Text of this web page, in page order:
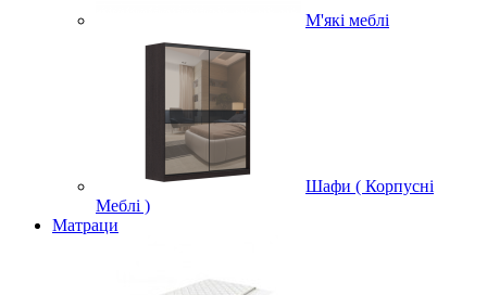
М'які меблі
Шафи ( Корпусні
Меблі )
Матраци